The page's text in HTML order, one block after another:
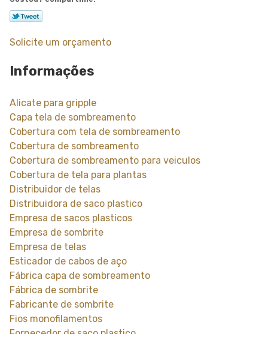
Solicite um orçamento
Informações
Alicate para gripple
Capa tela de sombreamento
Cobertura com tela de sombreamento
Cobertura de sombreamento
Cobertura de sombreamento para veiculos
Cobertura de tela para plantas
Distribuidor de telas
Distribuidora de saco plastico
Empresa de sacos plasticos
Empresa de sombrite
Empresa de telas
Esticador de cabos de aço
Fábrica capa de sombreamento
Fábrica de sombrite
Fabricante de sombrite
Fios monofilamentos
Fornecedor de saco plastico